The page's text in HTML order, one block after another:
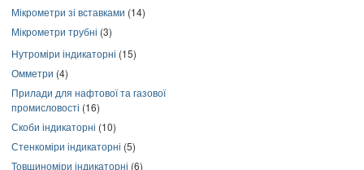
Мікрометри зі вставками (14)
Мікрометри трубні (3)
Нутроміри індикаторні (15)
Омметри (4)
Прилади для нафтової та газової
промисловості (16)
Скоби індикаторні (10)
Стенкоміри індикаторні (5)
Товщиноміри індикаторні (6)